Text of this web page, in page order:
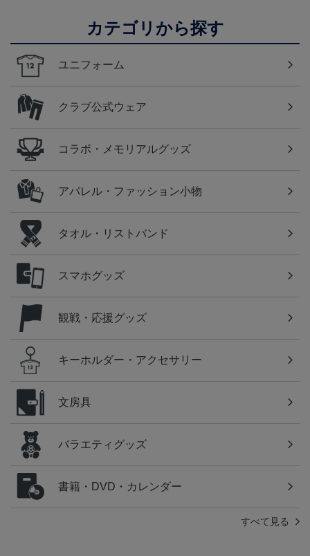
カテゴリから探す
ユニフォーム
クラブ公式ウェア
コラボ・メモリアルグッズ
アパレル・ファッション小物
タオル・リストバンド
スマホグッズ
観戦・応援グッズ
キーホルダー・アクセサリー
文房具
バラエティグッズ
書籍・DVD・カレンダー
すべて見る